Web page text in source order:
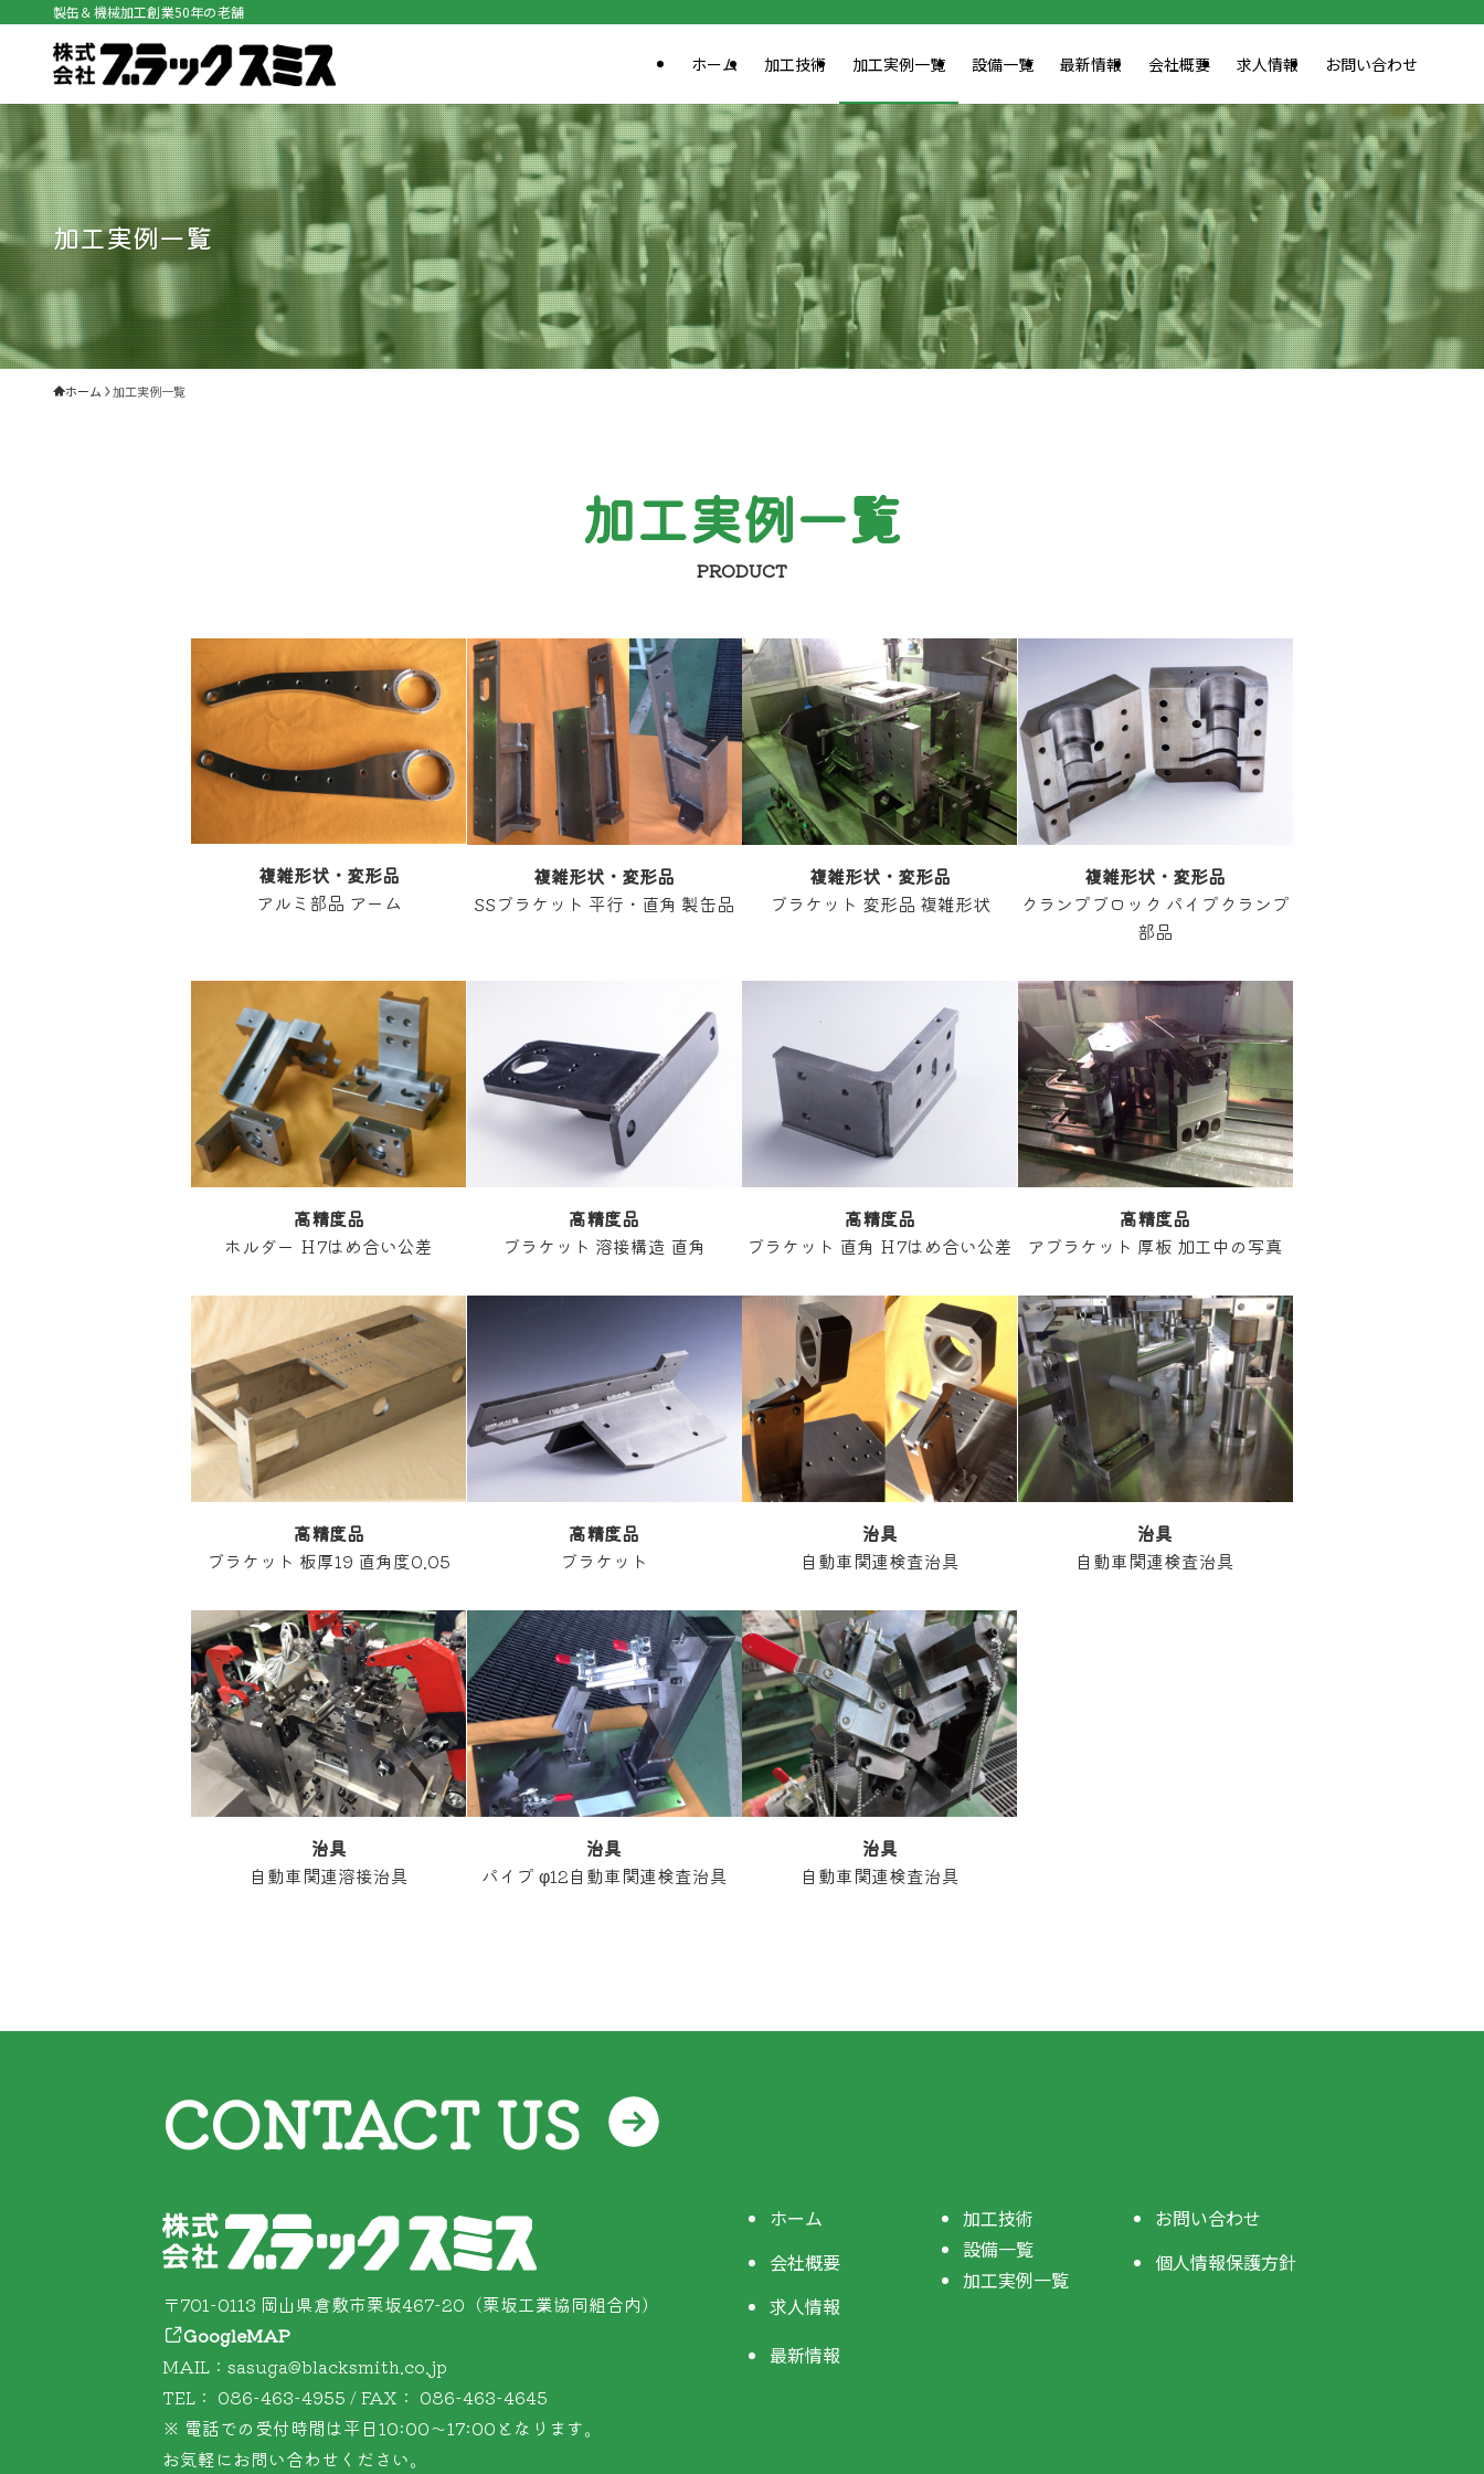
製缶＆機械加工創業50年の老舗
ホーム 加工技術 加工実例一覧 設備一覧 最新情報 会社概要 求人情報 お問い合わせ
加工実例一覧
ホーム 加工実例一覧
加工実例一覧
PRODUCT
複雑形状・変形品
アルミ部品 アーム
複雑形状・変形品
SSブラケット 平行・直角 製缶品
複雑形状・変形品
ブラケット 変形品 複雑形状
複雑形状・変形品
クランプブロック パイプクランプ
部品
高精度品
ホルダー Ｈ7はめ合い公差
高精度品
ブラケット 溶接構造 直角
高精度品
ブラケット 直角 Ｈ7はめ合い公差
高精度品
アブラケット 厚板 加工中の写真
高精度品
ブラケット 板厚19 直角度0.05
高精度品
ブラケット
治具
自動車関連検査治具
治具
自動車関連検査治具
治具
自動車関連溶接治具
治具
パイプ φ12自動車関連検査治具
治具
自動車関連検査治具
CONTACT US
〒701-0113 岡山県倉敷市栗坂467-20（栗坂工業協同組合内）
GoogleMAP
MAIL：sasuga@blacksmith.co.jp
TEL： 086-463-4955 / FAX： 086-463-4645
※ 電話での受付時間は平日10:00～17:00となります。
お気軽にお問い合わせください。
ホーム
会社概要
求人情報
最新情報
加工技術
設備一覧
加工実例一覧
お問い合わせ
個人情報保護方針